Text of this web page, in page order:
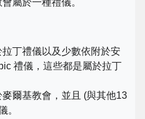
屬於一種禮儀。
丁禮儀以及少數依附於安
禮儀，這些都是屬於拉丁
爾基教會，並且 (與其他13
。